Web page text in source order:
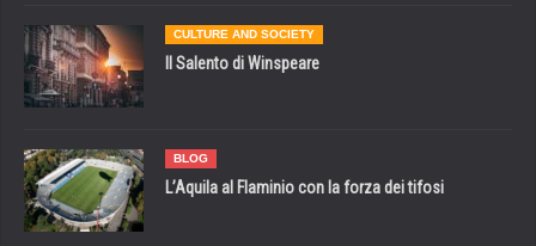
CULTURE AND SOCIETY
Il Salento di Winspeare
BLOG
L’Aquila al Flaminio con la forza dei tifosi